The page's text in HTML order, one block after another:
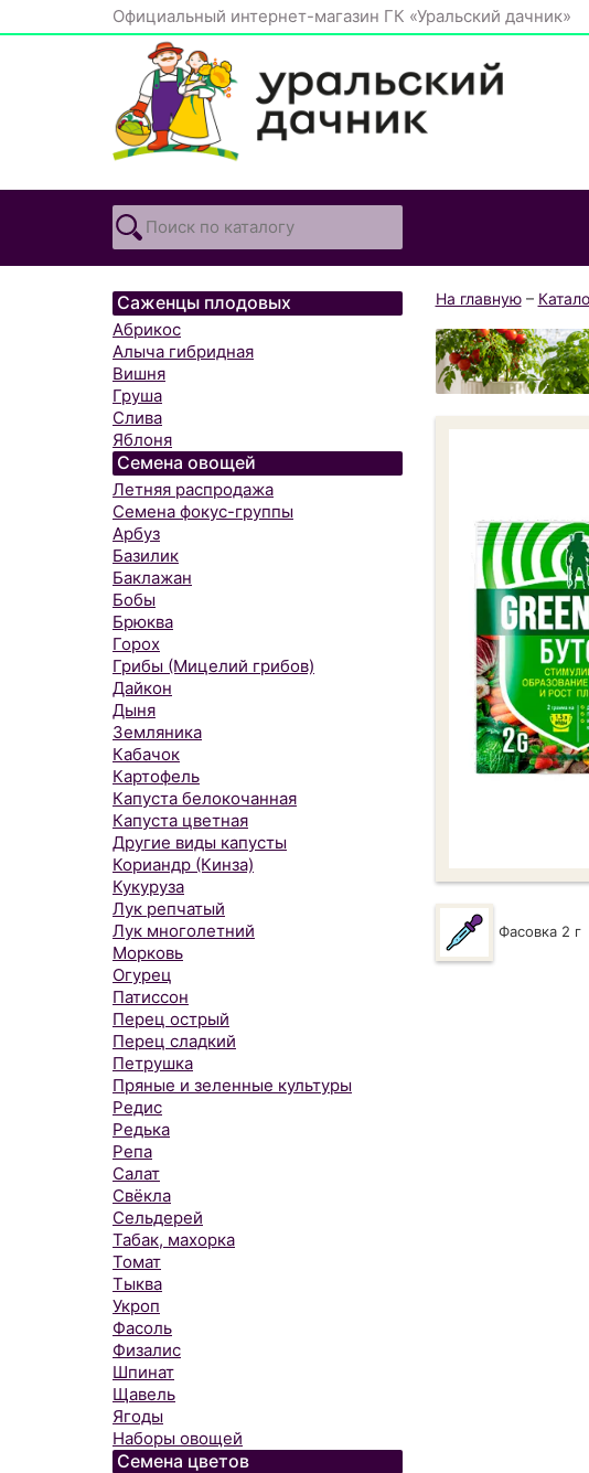
Официальный интернет-магазин ГК «Уральский дачник»
Саженцы плодовых
Абрикос
Алыча гибридная
Вишня
Груша
Слива
Яблоня
Семена овощей
Летняя распродажа
Семена фокус-группы
Арбуз
Базилик
Баклажан
Бобы
Брюква
Горох
Грибы (Мицелий грибов)
Дайкон
Дыня
Земляника
Кабачок
Картофель
Капуста белокочанная
Капуста цветная
Другие виды капусты
Кориандр (Кинза)
Кукуруза
Лук репчатый
Лук многолетний
Морковь
Огурец
Патиссон
Перец острый
Перец сладкий
Петрушка
Пряные и зеленные культуры
Редис
Редька
Репа
Салат
Свёкла
Сельдерей
Табак, махорка
Томат
Тыква
Укроп
Фасоль
Физалис
Шпинат
Щавель
Ягоды
Наборы овощей
Семена цветов
На главную–
Фасовка 2 г